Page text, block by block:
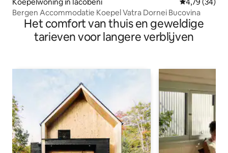
Bergen Accommodatie Koepel Vatra Dornei Bucovina
Het comfort van thuis en geweldige
tarieven voor langere verblijven